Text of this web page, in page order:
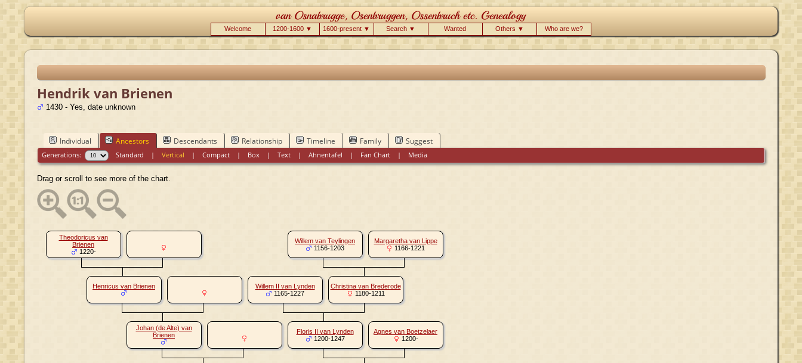
Welcome 1200-1600 ▼ 1600-present ▼ Search ▼ Wanted Others ▼ Who are we?
Hendrik van Brienen
1430 - Yes, date unknown
Individual Ancestors Descendants Relationship Timeline Family Suggest
Generations: Standard |Vertical |Compact | Box |Text |Ahnentafel | Fan Chart | Media
Drag or scroll to see more of the chart.
Theodoricus van
Brienen
1220-
Willem van Teylingen
1156-1203
Margaretha van Lippe
1166-1221
Henricus van Brienen
Willem II van Lynden
1165-1227
Christina van Brederode
1180-1211
Johan (de Alte) van
Brienen
Floris II van Lynden
1200-1247
Agnes van Boetzelaer
1200-